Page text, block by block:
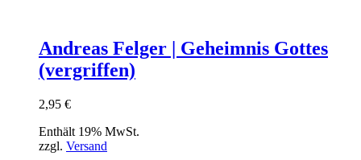
Andreas Felger | Geheimnis Gottes
(vergriffen)
2,95 €
Enthält 19% MwSt.
zzgl. Versand